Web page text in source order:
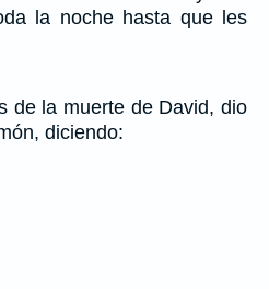
la noche hasta que les
de la muerte de David, dio
diciendo: